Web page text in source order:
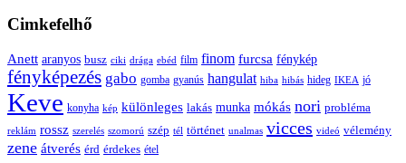
Cimkefelhő
Anett aranyos busz ciki drága ebéd film finom furcsa fénykép
fényképezés gabo gomba gyanús hangulat hiba hibás hideg IKEA jó
Keve konyha kép különleges lakás munka mókás nori probléma
reklám rossz szerelés szomorú szép tél történet unalmas vicces videó vélemény
zene átverés érd érdekes étel